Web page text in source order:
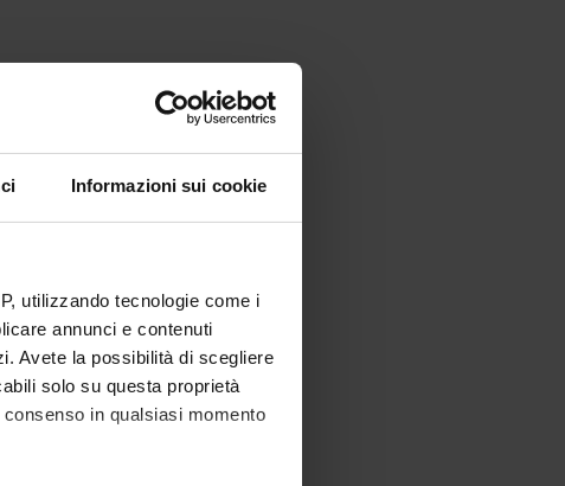
Informazioni sui cookie
utilizzando tecnologie come i
annunci e contenuti
Avete la possibilità di scegliere
solo su questa proprietà
in qualsiasi momento